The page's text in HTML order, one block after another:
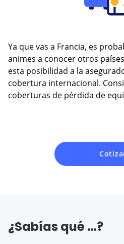
Ya que vas a Francia, es
animes a conocer otros
esta posibilidad a la
cobertura internacional.
coberturas de pérdida de
¿Sabías qué …?